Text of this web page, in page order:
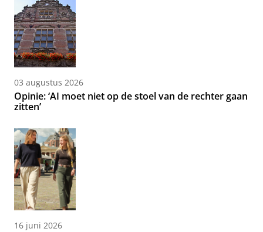
03 augustus 2026
Opinie: ‘AI moet niet op de stoel van de rechter gaan
zitten’
16 juni 2026